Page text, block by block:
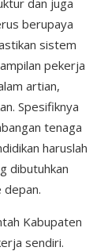
berupaya
sistem
pekerja
artian,
Spesifiknya
tenaga
haruslah
dibutuhkan
depan.
Kabupaten
sendiri.